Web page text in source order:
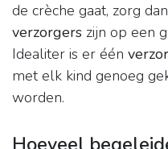
de crèche gaat, zorg
verzorgers zijn op een
Idealiter is er één
met elk kind genoeg
worden.